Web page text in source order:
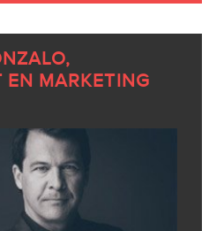
EN MARKETING